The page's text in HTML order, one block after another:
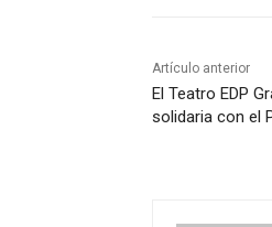
Artículo anterior
El Teatro EDP
solidaria con el